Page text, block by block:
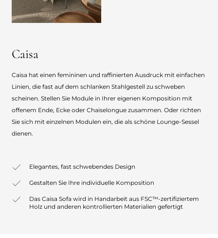
Caisa
Caisa hat einen femininen und raffinierten Ausdruck mit einfachen
Linien, die fast auf dem schlanken Stahlgestell zu schweben
scheinen. Stellen Sie Module in Ihrer eigenen Komposition mit
offenem Ende, Ecke oder Chaiselongue zusammen. Oder richten
Sie sich mit einzelnen Modulen ein, die als schöne Lounge-Sessel
dienen.
Elegantes, fast schwebendes Design
Gestalten Sie Ihre individuelle Komposition
Das Caisa Sofa wird in Handarbeit aus FSC™-zertifiziertem
Holz und anderen kontrollierten Materialien gefertigt